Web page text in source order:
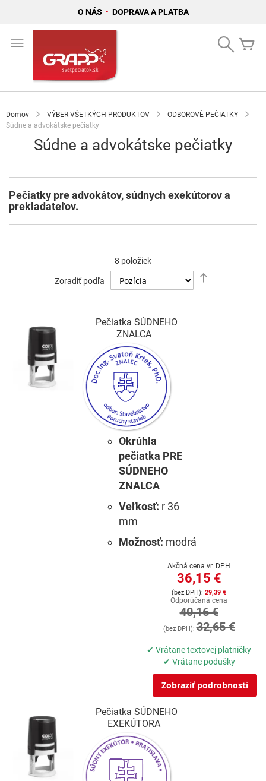
O NÁS • DOPRAVA A PLATBA
Search
Domov VÝBER VŠETKÝCH PRODUKTOV
ODBOROVÉ PEČIATKY
Súdne a advokátske pečiatky
Súdne a advokátske pečiatky
Pečiatky pre advokátov, súdnych exekútorov a
prekladateľov.
8 položiek
Zoradiť podľa
Pečiatka SÚDNEHO
ZNALCA
Okrúhla
pečiatka PRE
SÚDNEHO
ZNALCA
Veľkosť: r 36
mm
Možnosť: modrá
Akčná cena vr. DPH
36,15 €
29,39 €
Odporúčaná cena
40,16 €
32,65 €
✔ Vrátane textovej platničky
✔ Vrátane podušky
Zobraziť podrobnosti
Pečiatka SÚDNEHO
EXEKÚTORA